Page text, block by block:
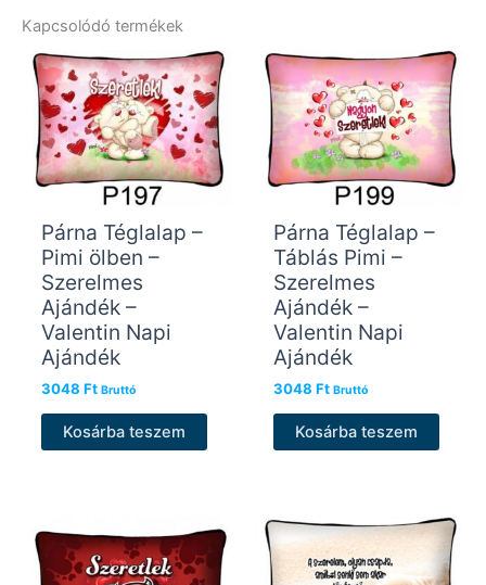
Kapcsolódó termékek
Párna Téglalap –
Pimi ölben –
Szerelmes
Ajándék –
Valentin Napi
Ajándék
3048 Ft Bruttó
Kosárba teszem
Párna Téglalap –
Táblás Pimi –
Szerelmes
Ajándék –
Valentin Napi
Ajándék
3048 Ft Bruttó
Kosárba teszem